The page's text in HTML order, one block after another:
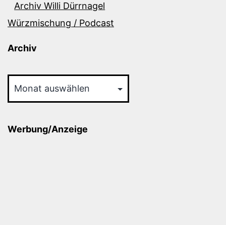
Archiv Willi Dürrnagel
Würzmischung / Podcast
Archiv
Werbung/Anzeige